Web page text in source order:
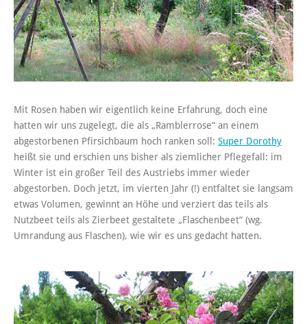
Mit Rosen haben wir eigentlich keine Erfahrung, doch eine
hatten wir uns zugelegt, die als „Ramblerrose“ an einem
abgestorbenen Pfirsichbaum hoch ranken soll: Super Dorothy
heißt sie und erschien uns bisher als ziemlicher Pflegefall: im
Winter ist ein großer Teil des Austriebs immer wieder
abgestorben. Doch jetzt, im vierten Jahr (!) entfaltet sie langsam
etwas Volumen, gewinnt an Höhe und verziert das teils als
Nutzbeet teils als Zierbeet gestaltete „Flaschenbeet“ (wg.
Umrandung aus Flaschen), wie wir es uns gedacht hatten.